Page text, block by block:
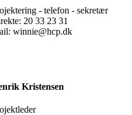
- telefon - sekretær
20 33 23 31
winnie@hcp.dk
Kristensen